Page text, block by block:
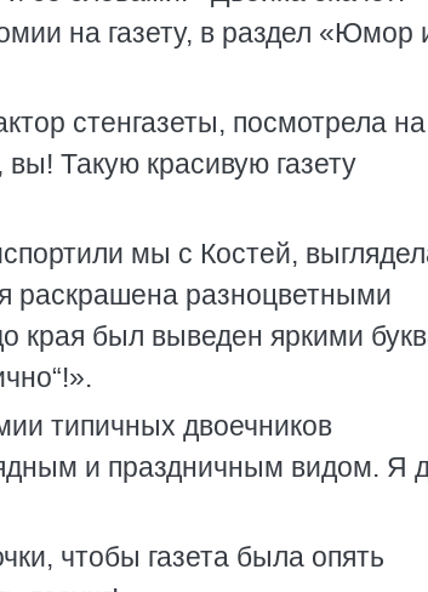
на газету, в раздел «Юмор
стенгазеты, посмотрела
Такую красивую газету
мы с Костей,
раскрашена разноцветными
края был выведен яркими
типичных двоечников
и праздничным видом. Я
чтобы газета была опять